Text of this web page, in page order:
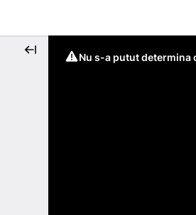
Nu s-a putut